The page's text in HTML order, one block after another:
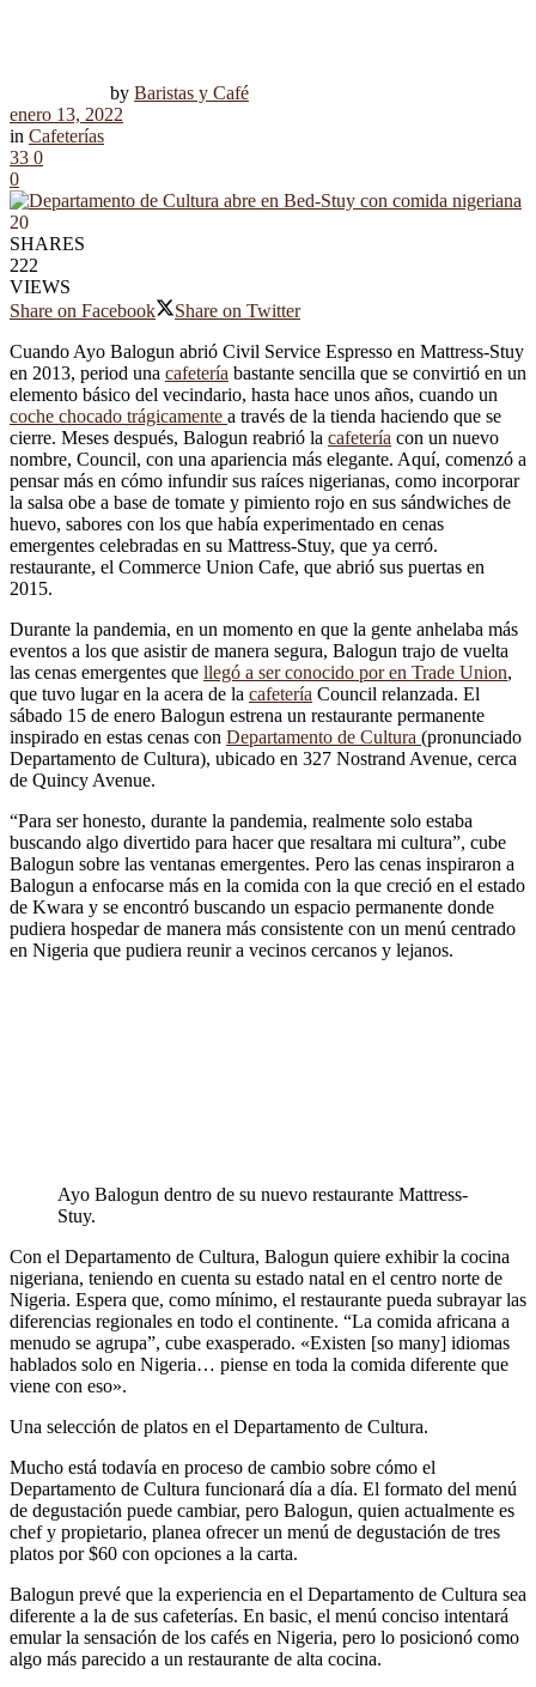
by Baristas y Café
enero 13, 2022
in Cafeterías
33 0
0
20
SHARES
222
VIEWS
Share on Facebook
Share on Twitter
Cuando Ayo Balogun abrió Civil Service Espresso en Mattress-Stuy
en 2013, period una cafetería bastante sencilla que se convirtió en un
elemento básico del vecindario, hasta hace unos años, cuando un
coche chocado trágicamente a través de la tienda haciendo que se
cierre. Meses después, Balogun reabrió la cafetería con un nuevo
nombre, Council, con una apariencia más elegante. Aquí, comenzó a
pensar más en cómo infundir sus raíces nigerianas, como incorporar
la salsa obe a base de tomate y pimiento rojo en sus sándwiches de
huevo, sabores con los que había experimentado en cenas
emergentes celebradas en su Mattress-Stuy, que ya cerró.
restaurante, el Commerce Union Cafe, que abrió sus puertas en
2015.
Durante la pandemia, en un momento en que la gente anhelaba más
eventos a los que asistir de manera segura, Balogun trajo de vuelta
las cenas emergentes que llegó a ser conocido por en Trade Union,
que tuvo lugar en la acera de la cafetería Council relanzada. El
sábado 15 de enero Balogun estrena un restaurante permanente
inspirado en estas cenas con Departamento de Cultura (pronunciado
Departamento de Cultura), ubicado en 327 Nostrand Avenue, cerca
de Quincy Avenue.
“Para ser honesto, durante la pandemia, realmente solo estaba
buscando algo divertido para hacer que resaltara mi cultura”, cube
Balogun sobre las ventanas emergentes. Pero las cenas inspiraron a
Balogun a enfocarse más en la comida con la que creció en el estado
de Kwara y se encontró buscando un espacio permanente donde
pudiera hospedar de manera más consistente con un menú centrado
en Nigeria que pudiera reunir a vecinos cercanos y lejanos.
Ayo Balogun dentro de su nuevo restaurante Mattress-
Stuy.
Con el Departamento de Cultura, Balogun quiere exhibir la cocina
nigeriana, teniendo en cuenta su estado natal en el centro norte de
Nigeria. Espera que, como mínimo, el restaurante pueda subrayar las
diferencias regionales en todo el continente. “La comida africana a
menudo se agrupa”, cube exasperado. «Existen [so many] idiomas
hablados solo en Nigeria… piense en toda la comida diferente que
viene con eso».
Una selección de platos en el Departamento de Cultura.
Mucho está todavía en proceso de cambio sobre cómo el
Departamento de Cultura funcionará día a día. El formato del menú
de degustación puede cambiar, pero Balogun, quien actualmente es
chef y propietario, planea ofrecer un menú de degustación de tres
platos por $60 con opciones a la carta.
Balogun prevé que la experiencia en el Departamento de Cultura sea
diferente a la de sus cafeterías. En basic, el menú conciso intentará
emular la sensación de los cafés en Nigeria, pero lo posicionó como
algo más parecido a un restaurante de alta cocina.